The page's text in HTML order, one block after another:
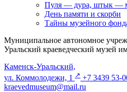
Пуля — дура, штык —
День памяти и скорби
Тайны музейного
Муниципальное автономное
Уральский краеведческий музей
Каменск-Уральский,
ул. Коммолодежи, 1 ↗️ +7 3439 53-
kraevedmuseum@mail.ru